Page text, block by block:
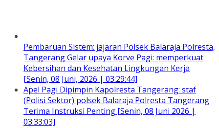
Pembaruan Sistem: jajaran Polsek Balaraja Polresta,
Tangerang Gelar upaya Korve Pagi: memperkuat
Kebersihan dan Kesehatan Lingkungan Kerja
[Senin, 08 Juni, 2026 | 03:29:44]
Apel Pagi Dipimpin Kapolresta Tangerang: staf
(Polisi Sektor) polsek Balaraja Polresta Tangerang
Terima Instruksi Penting [Senin, 08 Juni 2026 |
03:33:03]